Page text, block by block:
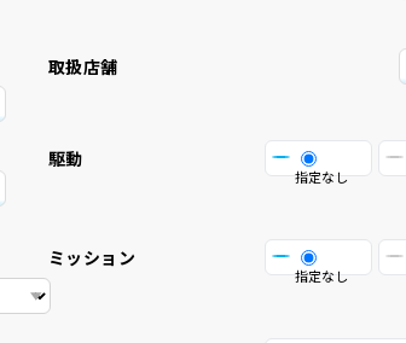
取扱店舗
駆動
指定なし
ミッション
指定なし